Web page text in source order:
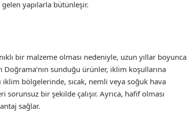
yapılarla bütünleşir.
bir malzeme olması nedeniyle, uzun yıllar boyunca
sunduğu ürünler, iklim koşullarına
iklim bölgelerinde, sıcak, nemli veya soğuk hava
bir şekilde çalışır. Ayrıca, hafif olması
sağlar.